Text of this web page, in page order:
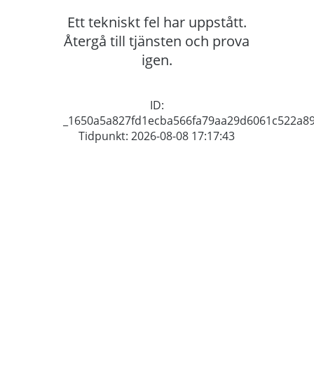
Ett tekniskt fel har uppstått.
Återgå till tjänsten och prova
igen.
ID:
Tidpunkt: 2026-08-08 17:17:43